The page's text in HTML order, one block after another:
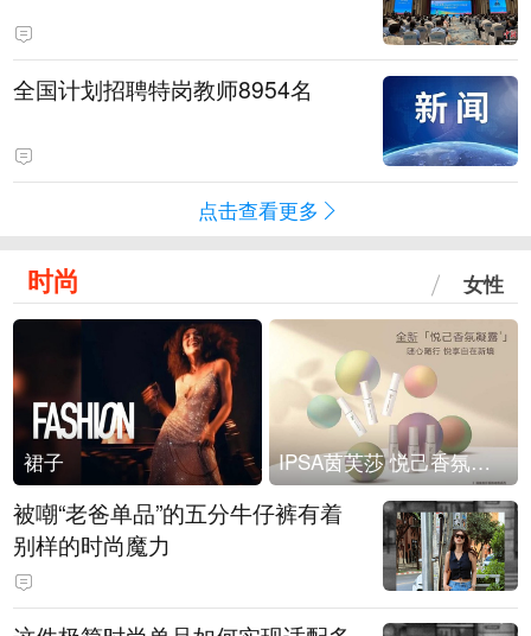
全国计划招聘特岗教师8954名
点击查看更多
时尚 女性
裙子 IPSA茵芙莎 悦己香氛凝露上市
被嘲“老爸单品”的五分牛仔裤有着
别样的时尚魔力